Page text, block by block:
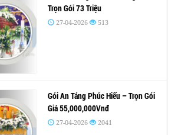
Trọn Gói 73 Triệu
27-04-2026 513
Gói An Táng Phúc Hiếu – Trọn Gói
Giá 55,000,000Vnđ
27-04-2026 2041